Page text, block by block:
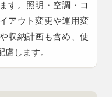
す。照明・空調・コ
アウト変更や運用変
収納計画も含め、使
します。